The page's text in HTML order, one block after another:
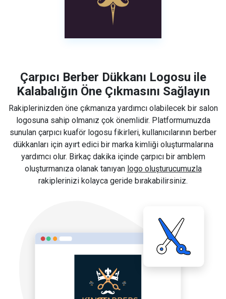
Çarpıcı Berber Dükkanı Logosu ile
Kalabalığın Öne Çıkmasını Sağlayın
Rakiplerinizden öne çıkmanıza yardımcı olabilecek bir salon
logosuna sahip olmanız çok önemlidir. Platformumuzda
sunulan çarpıcı kuaför logosu fikirleri, kullanıcılarının berber
dükkanları için ayırt edici bir marka kimliği oluşturmalarına
yardımcı olur. Birkaç dakika içinde çarpıcı bir amblem
oluşturmanıza olanak tanıyan logo oluşturucumuzla
rakiplerinizi kolayca geride bırakabilirsiniz.